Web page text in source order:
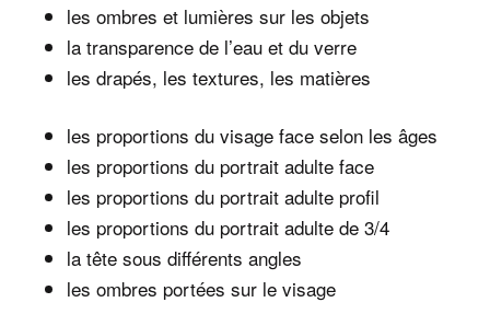
les ombres et lumières sur les objets
la transparence de l’eau et du verre
les drapés, les textures, les matières
les proportions du visage face selon les âges
les proportions du portrait adulte face
les proportions du portrait adulte profil
les proportions du portrait adulte de 3/4
la tête sous différents angles
les ombres portées sur le visage